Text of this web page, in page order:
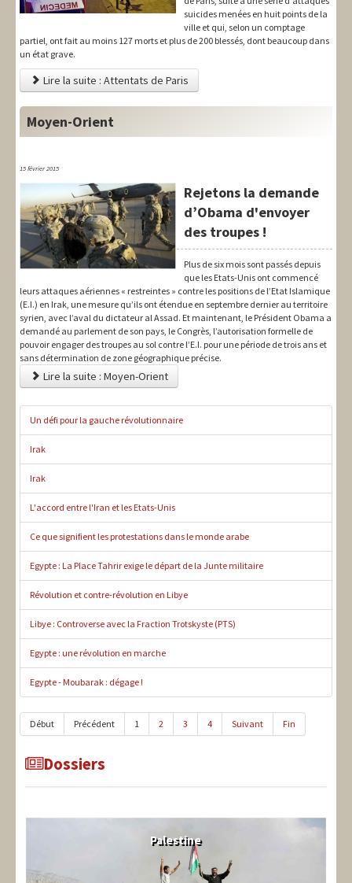
suicides menées en huit points de la
ville et qui, selon un comptage
partiel, ont fait au moins 127 morts et plus de 200 blessés, dont beaucoup dans
un état grave.
Lire la suite : Attentats de Paris
Moyen-Orient
15 février 2015
Rejetons la demande
d’Obama d'envoyer
des troupes !
Plus de six mois sont passés depuis
que les Etats-Unis ont commencé
leurs attaques aériennes « restreintes » contre les positions de l’Etat Islamique
(E.I.) en Irak, une mesure qu’ils ont étendue en septembre dernier au territoire
syrien, avec l’aval du dictateur al Assad. Et maintenant, le Président Obama a
demandé au parlement de son pays, le Congrès, l’autorisation formelle de
pouvoir engager des troupes au sol contre l’E.I. pour une période de trois ans et
sans détermination de zone géographique précise.
Lire la suite : Moyen-Orient
Un défi pour la gauche révolutionnaire
Irak
Irak
L'accord entre l'Iran et les Etats-Unis
Ce que signifient les protestations dans le monde arabe
Egypte : La Place Tahrir exige le départ de la Junte militaire
Révolution et contre-révolution en Libye
Libye : Controverse avec la Fraction Trotskyste (PTS)
Egypte : une révolution en marche
Egypte - Moubarak : dégage !
Début Précédent 1 2 3 4 Suivant Fin
Dossiers
Palestine